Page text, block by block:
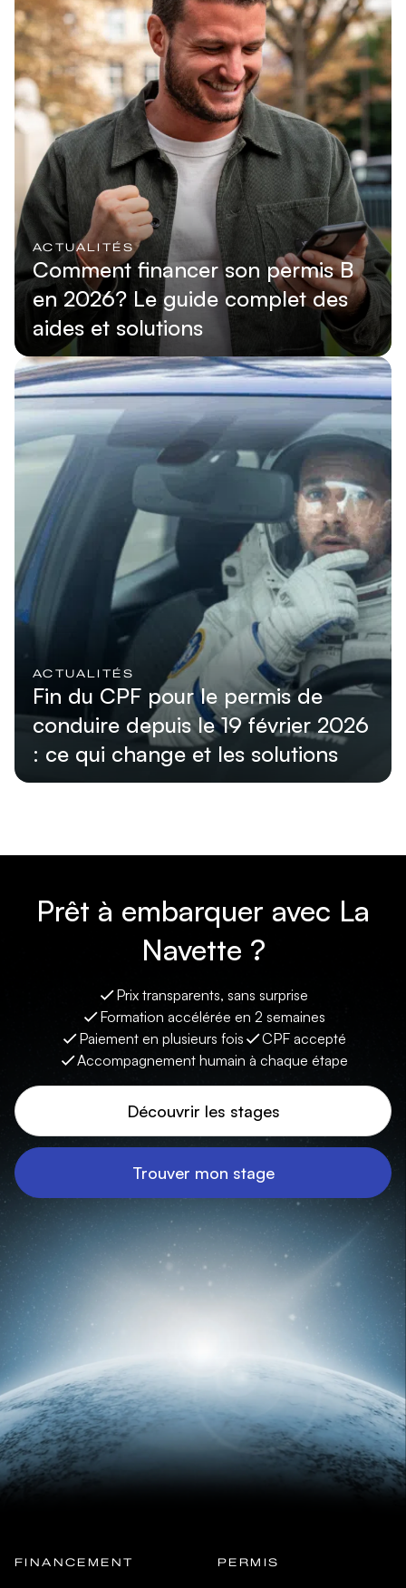
ACTUALITÉS
Comment financer son permis B
en 2026? Le guide complet des
aides et solutions
Lire l'article
ACTUALITÉS
Fin du CPF pour le permis de
conduire depuis le 19 février 2026
: ce qui change et les solutions
Prêt à embarquer avec La
Navette ?
Prix transparents, sans surprise
Formation accélérée en 2 semaines
Paiement en plusieurs fois
CPF accepté
Accompagnement humain à chaque étape
Découvrir les stages
Trouver mon stage
FINANCEMENT PERMIS